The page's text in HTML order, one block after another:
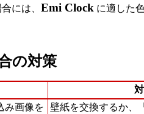
には、 Emi Clock に適した
の対策
み画像を
壁紙を交換するか、